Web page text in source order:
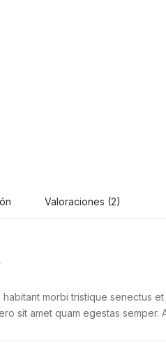
Valoraciones (2)
morbi tristique senectus
sit amet quam egestas